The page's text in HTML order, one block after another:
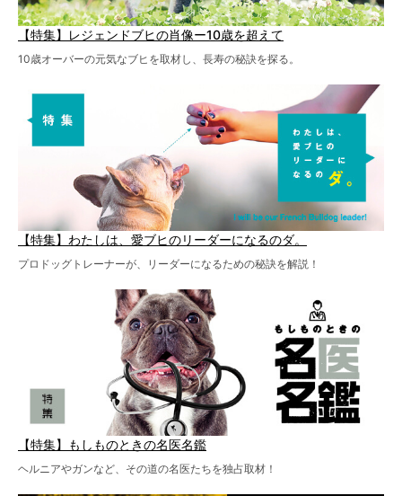
【特集】レジェンドブヒの肖像ー10歳を超えて
10歳オーバーの元気なブヒを取材し、長寿の秘訣を探る。
【特集】わたしは、愛ブヒのリーダーになるのダ。
プロドッグトレーナーが、リーダーになるための秘訣を解説！
【特集】もしものときの名医名鑑
ヘルニアやガンなど、その道の名医たちを独占取材！